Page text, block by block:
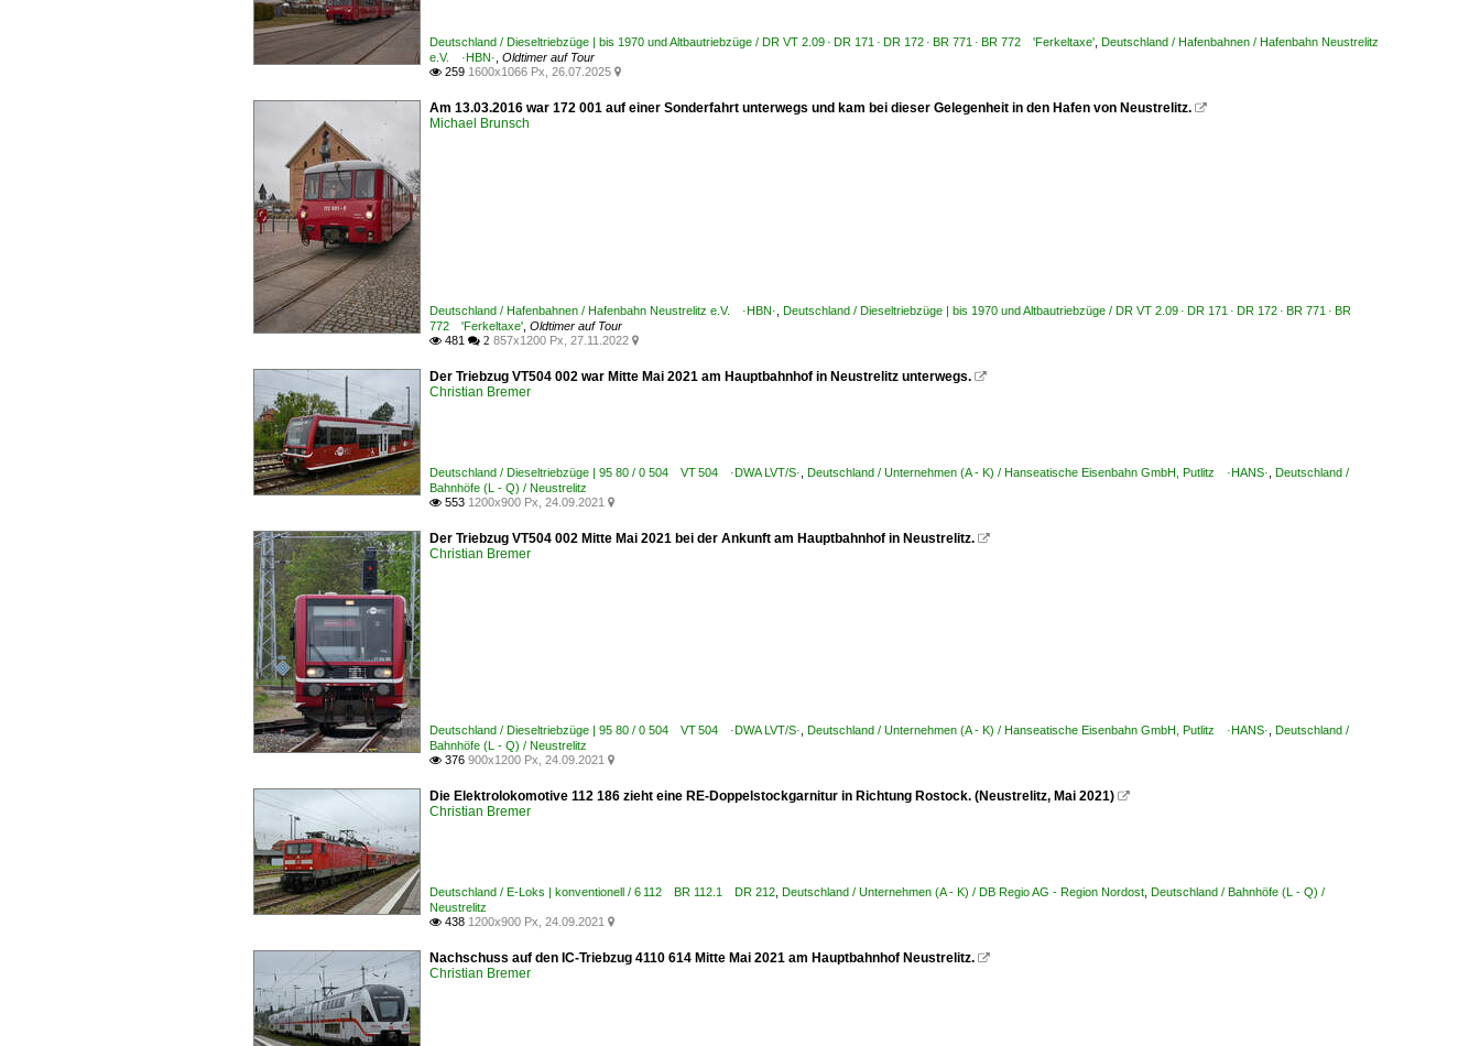
Deutschland / Dieseltriebzüge | bis 1970 und Altbautriebzüge / DR VT 2.09 · DR 171 · DR 172 · BR 771 · BR 772 'Ferkeltaxe' Deutschland / Hafenbahnen / Hafenbahn Neustrelitz
e.V. ·HBN· Oldtimer auf Tour
 259 1600x1066 Px, 26.07.2025 
Am 13.03.2016 war 172 001 auf einer Sonderfahrt unterwegs und kam bei dieser Gelegenheit in den Hafen von Neustrelitz. 
Michael Brunsch
Deutschland / Hafenbahnen / Hafenbahn Neustrelitz e.V. ·HBN· Deutschland / Dieseltriebzüge | bis 1970 und Altbautriebzüge / DR VT 2.09 · DR 171 · DR 172 · BR 771 · BR
772 'Ferkeltaxe' Oldtimer auf Tour
 481  2 857x1200 Px, 27.11.2022 
Der Triebzug VT504 002 war Mitte Mai 2021 am Hauptbahnhof in Neustrelitz unterwegs. 
Christian Bremer
Deutschland / Dieseltriebzüge | 95 80 / 0 504 VT 504 ·DWA LVT/S· Deutschland / Unternehmen (A - K) / Hanseatische Eisenbahn GmbH, Putlitz ·HANS· Deutschland /
Bahnhöfe (L - Q) / Neustrelitz
 553 1200x900 Px, 24.09.2021 
Der Triebzug VT504 002 Mitte Mai 2021 bei der Ankunft am Hauptbahnhof in Neustrelitz. 
Christian Bremer
Deutschland / Dieseltriebzüge | 95 80 / 0 504 VT 504 ·DWA LVT/S· Deutschland / Unternehmen (A - K) / Hanseatische Eisenbahn GmbH, Putlitz ·HANS· Deutschland /
Bahnhöfe (L - Q) / Neustrelitz
 376 900x1200 Px, 24.09.2021 
Die Elektrolokomotive 112 186 zieht eine RE-Doppelstockgarnitur in Richtung Rostock. (Neustrelitz, Mai 2021) 
Christian Bremer
Deutschland / E-Loks | konventionell / 6 112 BR 112.1 DR 212 Deutschland / Unternehmen (A - K) / DB Regio AG - Region Nordost Deutschland / Bahnhöfe (L - Q) /
Neustrelitz
 438 1200x900 Px, 24.09.2021 
Nachschuss auf den IC-Triebzug 4110 614 Mitte Mai 2021 am Hauptbahnhof Neustrelitz. 
Christian Bremer